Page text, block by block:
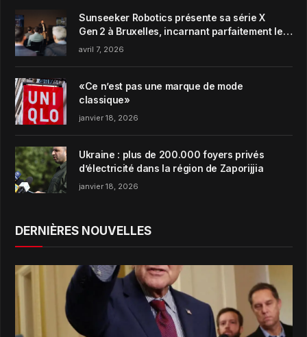
Sunseeker Robotics présente sa série X
Gen 2 à Bruxelles, incarnant parfaitement le
concept de Garden Harmony de la marque
avril 7, 2026
«Ce n’est pas une marque de mode
classique»
janvier 18, 2026
Ukraine : plus de 200.000 foyers privés
d’électricité dans la région de Zaporijjia
janvier 18, 2026
DERNIÈRES NOUVELLES